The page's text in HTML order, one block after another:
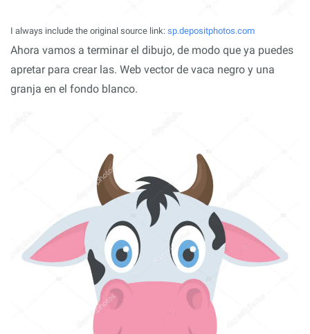
I always include the original source link: sp.depositphotos.com
Ahora vamos a terminar el dibujo, de modo que ya puedes
apretar para crear las. Web vector de vaca negro y una
granja en el fondo blanco.